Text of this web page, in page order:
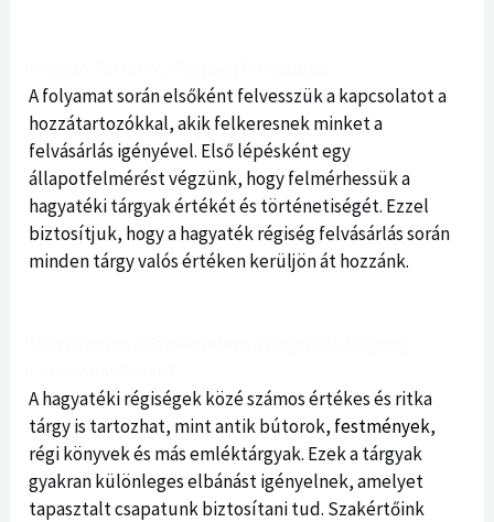
A folyamat során elsőként felvesszük a kapcsolatot a
hozzátartozókkal, akik felkeresnek minket a
felvásárlás igényével. Első lépésként egy
állapotfelmérést végzünk, hogy felmérhessük a
hagyatéki tárgyak értékét és történetiségét. Ezzel
biztosítjuk, hogy a hagyaték régiség felvásárlás során
minden tárgy valós értéken kerüljön át hozzánk.
A hagyatéki régiségek közé számos értékes és ritka
tárgy is tartozhat, mint antik bútorok, festmények,
régi könyvek és más emléktárgyak. Ezek a tárgyak
gyakran különleges elbánást igényelnek, amelyet
tapasztalt csapatunk biztosítani tud. Szakértőink